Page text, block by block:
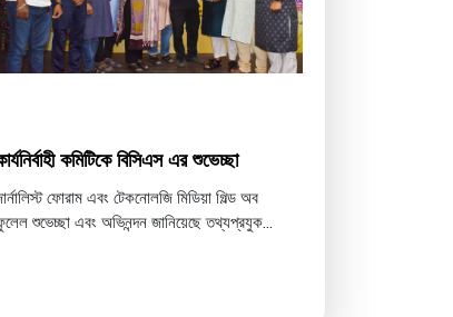
কমিটিকে বিসিএস এর শুভেচ্ছা
ফোরাম এবং টেকনোলজি মিডিয়া গিল্ড অব
শুভেচ্ছা এবং অভিনন্দন জানিয়েছে তথ্যপ্রযুক...